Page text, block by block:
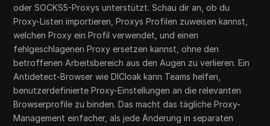
oder SOCKS5-Proxys unterstützt. Schau dir an, ob du
Proxy-Listen importieren, Proxys Profilen zuweisen kannst,
welchen Proxy ein Profil verwendet, und einen
fehlgeschlagenen Proxy ersetzen kannst, ohne den
betroffenen Arbeitsbereich aus den Augen zu verlieren. Ein
Antidetect-Browser wie DICloak kann Teams helfen,
benutzerdefinierte Proxy-Einstellungen an die relevanten
Browserprofile zu binden. Das macht das tägliche Proxy-
Management einfacher, als jede Änderung in separaten